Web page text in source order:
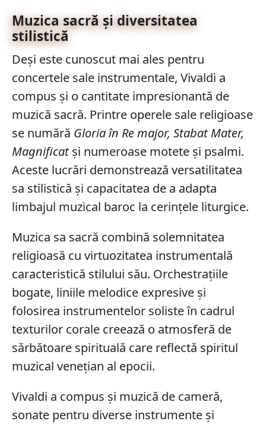
Muzica sacră și diversitatea
stilistică
Deși este cunoscut mai ales pentru
concertele sale instrumentale, Vivaldi a
compus și o cantitate impresionantă de
muzică sacră. Printre operele sale religioase
se numără Gloria în Re major, Stabat Mater,
Magnificatși numeroase motete și psalmi.
Aceste lucrări demonstrează versatilitatea
sa stilistică și capacitatea de a adapta
limbajul muzical baroc la cerințele liturgice.
Muzica sa sacră combină solemnitatea
religioasă cu virtuozitatea instrumentală
caracteristică stilului său. Orchestrațiile
bogate, liniile melodice expresive și
folosirea instrumentelor soliste în cadrul
texturilor corale creează o atmosferă de
sărbătoare spirituală care reflectă spiritul
muzical venețian al epocii.
Vivaldi a compus și muzică de cameră,
sonate pentru diverse instrumente și